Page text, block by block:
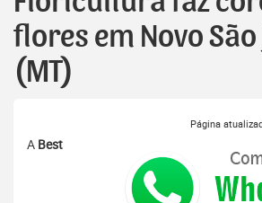
flores em Novo
(MT)
Página
A Best